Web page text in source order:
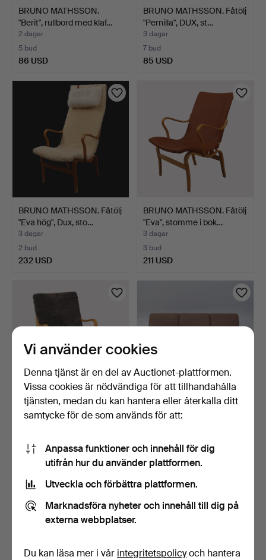
BRUNO MATHSSON.
"Berit", rullbord med klaf…
2 dagar
5 bud
86 USD
BRUNO MATHSSON. Fåtölj
"Pernilla", DUX, st…
3 dagar
7 bud
85 USD
BRUNO MATHSSON. Fåtölj
"Eva hög", Dux, sto…
3 dagar
2 bud
232 USD
BRUNO MATHSSON. Fåtölj
"Eva", stomme i bok…
3 dagar
3 bud
211 USD
BRUNO MATHSSON.
Fåtölj, "Mina", Mathsson I…
15 bud
107 USD
BRUNO MATHSSON.
SOFFA, tresits, modell T 2…
2 bud
159 USD
Vi använder cookies
Denna tjänst är en del av Auctionet-plattformen.
Vissa cookies är nödvändiga för att tillhandahålla
tjänsten, medan du kan hantera eller återkalla ditt
samtycke för de som används för att:
Anpassa funktioner och innehåll för dig
utifrån hur du använder plattformen.
Utveckla och förbättra plattformen.
Marknadsföra nyheter och innehåll till dig på
externa webbplatser.
Du kan läsa mer i vår integritetspolicyoch hantera